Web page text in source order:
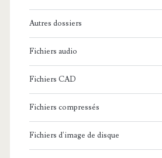
Autres dossiers
Fichiers audio
Fichiers CAD
Fichiers compressés
Fichiers d'image de disque